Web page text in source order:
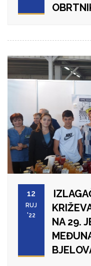
12
RUJ
'22
NA 29.